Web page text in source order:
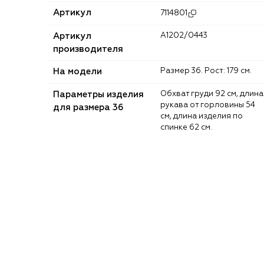
Артикул 7114801
Артикул
производителя
A1202/0443
На модели Размер 36. Рост: 179 см.
Параметры изделия
для размера 36
Обхват груди 92 см, длина
рукава от горловины 54
см, длина изделия по
спинке 62 см.